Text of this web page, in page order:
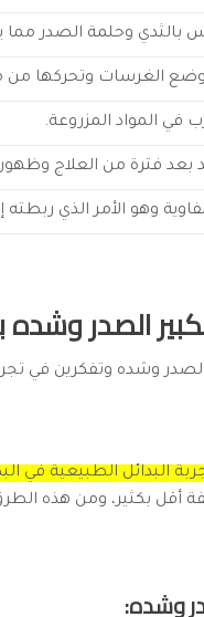
بالثدي وحلمة الصدر مما
الغرسات وتحركها من
المواد المزروعة.
بعد فترة من العلاج
وهو الأمر الذي ربطته
الصدر وشده
وشده وتفكرين في
البدائل الطبيعية في
أقل بكثير، ومن هذه